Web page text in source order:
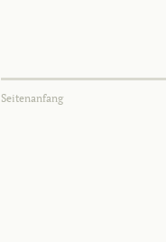
Seitenanfang